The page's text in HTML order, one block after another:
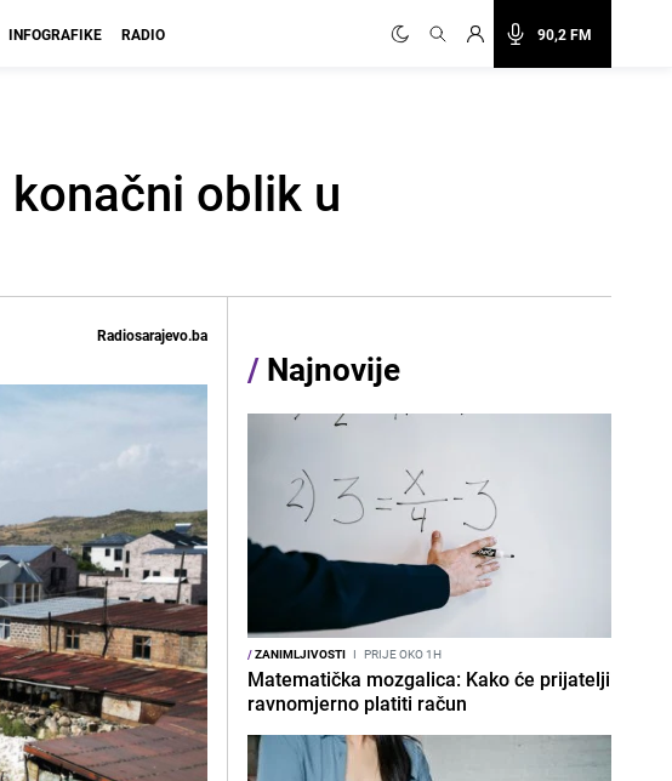
90,2 FM
INFOGRAFIKE RADIO
oblik u
Radiosarajevo.ba
/ Najnovije
/ZANIMLJIVOSTI I PRIJE OKO 1H
Matematička mozgalica: Kako će prijatelji
ravnomjerno platiti račun